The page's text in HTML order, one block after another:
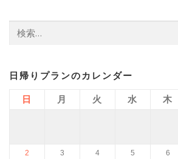
索:
日帰りプランのカレンダー
日 月 火 水 木
2 3 4 5 6